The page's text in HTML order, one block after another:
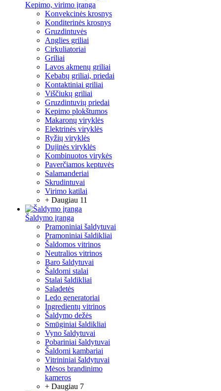
Kepimo, virimo įranga
Konvekcinės krosnys
Konditerinės krosnys
Gruzdintuvės
Anglies griliai
Cirkuliatoriai
Griliai
Lavos akmenų griliai
Kebabų griliai, priedai
Kontaktiniai griliai
Viščiukų griliai
Gruzdintuvių priedai
Kepimo plokštumos
Makaronų viryklės
Elektrinės viryklės
Ryžių viryklės
Dujinės viryklės
Kombinuotos virykės
Paverčiamos keptuvės
Salamanderiai
Skrudintuvai
Virimo katilai
+ Daugiau 11
Šaldymo įranga
Pramoniniai šaldytuvai
Pramoniniai šaldikliai
Šaldomos vitrinos
Neutralios vitrinos
Baro šaldytuvai
Šaldomi stalai
Stalai šaldikliai
Saladetės
Ledo generatoriai
Ingredientų vitrinos
Šaldymo dežės
Smūginiai šaldikliai
Vyno šaldytuvai
Pobariniai šaldytuvai
Šaldomi kambariai
Vitrininiai šaldytuvai
Mėsos brandinimo
kameros
+ Daugiau 7